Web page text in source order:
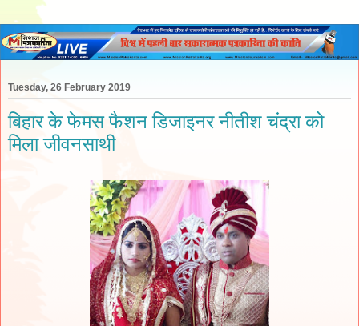
Tuesday, 26 February 2019
बिहार के फेमस फैशन डिजाइनर नीतीश चंद्रा को
मिला जीवनसाथी